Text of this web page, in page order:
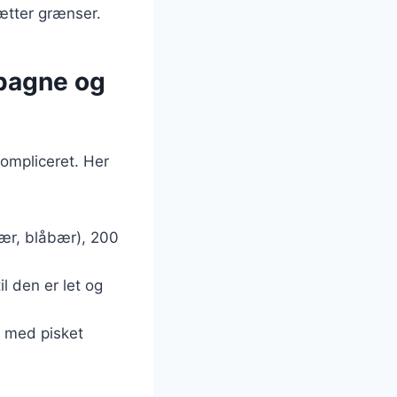
grænser.
og
Her
blåbær), 200
den er let og
pisket